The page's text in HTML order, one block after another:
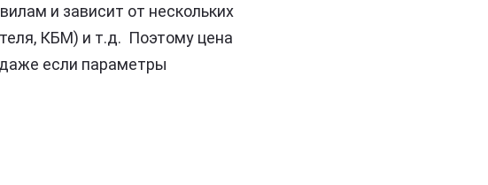
и зависит от нескольких
КБМ) и т.д. Поэтому цена
если параметры